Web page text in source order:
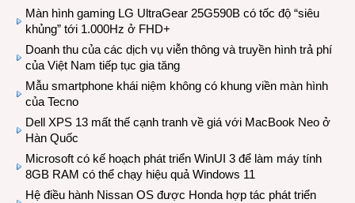
Màn hình gaming LG UltraGear 25G590B có tốc độ “siêu
khủng” tới 1.000Hz ở FHD+
Doanh thu của các dịch vụ viễn thông và truyền hình trả phí
của Việt Nam tiếp tục gia tăng
Mẫu smartphone khái niệm không có khung viền màn hình
của Tecno
Dell XPS 13 mất thế cạnh tranh về giá với MacBook Neo ở
Hàn Quốc
Microsoft có kế hoạch phát triển WinUI 3 để làm máy tính
8GB RAM có thể chạy hiệu quả Windows 11
Hệ điều hành Nissan OS được Honda hợp tác phát triển